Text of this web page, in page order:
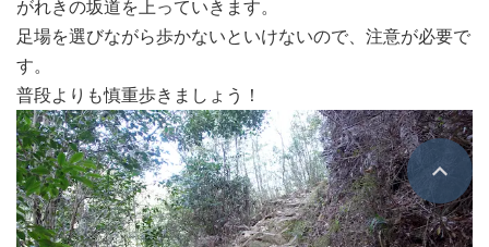
がれきの坂道を上っていきます。
足場を選びながら歩かないといけないので、注意が必要で
す。
普段よりも慎重歩きましょう！